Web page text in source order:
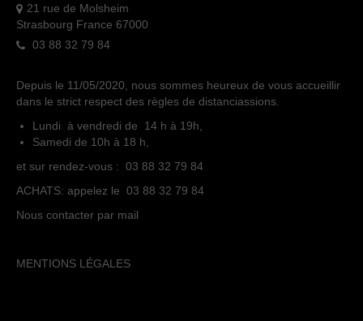
21 rue de Molsheim
Strasbourg France 67000
03 88 32 79 84
Depuis le 11/05/2020, nous sommes heureux de vous accueillir
dans le strict respect des règles de distanciassions.
Lundi à vendredi de 14 h à 19h,
Samedi de 10h à 18 h,
et sur rendez-vous : 03 88 32 79 84
ACHATS: appelez le 03 88 32 79 84
Nous contacter par mail
MENTIONS LÉGALES